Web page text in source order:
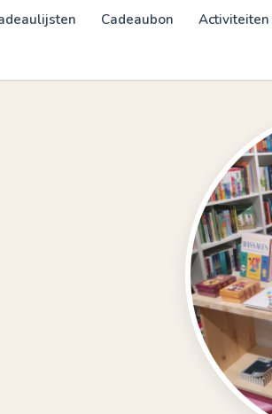
Cadeaubon Activiteiten